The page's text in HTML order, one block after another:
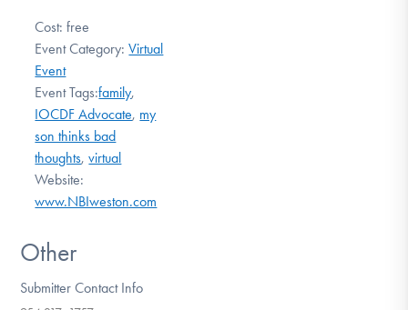
Cost: free
Event Category: Virtual
Event
Event Tags:family,
IOCDF Advocate, my
son thinks bad
thoughts,virtual
Website:
www.NBIweston.com
Other
Submitter Contact Info